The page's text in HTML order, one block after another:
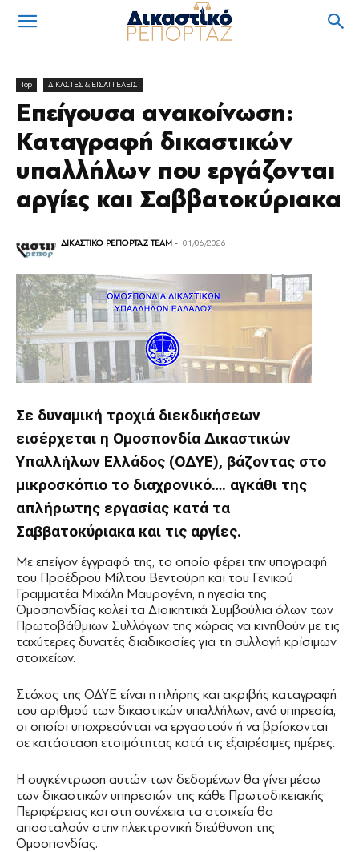
Top ΔΙΚΑΣΤΕΣ & ΕΙΣΑΓΓΕΛΕΙΣ
Επείγουσα ανακοίνωση:
Καταγραφή δικαστικών
υπαλλήλων που εργάζονται
αργίες και Σαββατοκύριακα
ΔΙΚΑΣΤΙΚΟ ΡΕΠΟΡΤΑΖ TEAM - 01/06/2026
Σε δυναμική τροχιά διεκδικήσεων
εισέρχεται η Ομοσπονδία Δικαστικών
Υπαλλήλων Ελλάδος (ΟΔΥΕ), βάζοντας στο
μικροσκόπιο το διαχρονικό…. αγκάθι της
απλήρωτης εργασίας κατά τα
Σαββατοκύριακα και τις αργίες.
Με επείγον έγγραφό της, το οποίο φέρει την υπογραφή
του Προέδρου Μίλτου Βεντούρη και του Γενικού
Γραμματέα Μιχάλη Μαυρογένη, η ηγεσία της
Ομοσπονδίας καλεί τα Διοικητικά Συμβούλια όλων των
Πρωτοβάθμιων Συλλόγων της χώρας να κινηθούν με τις
ταχύτερες δυνατές διαδικασίες για τη συλλογή κρίσιμων
στοιχείων.
Στόχος της ΟΔΥΕ είναι η πλήρης και ακριβής καταγραφή
του αριθμού των δικαστικών υπαλλήλων, ανά υπηρεσία,
οι οποίοι υποχρεούνται να εργαστούν ή να βρίσκονται
σε κατάσταση ετοιμότητας κατά τις εξαιρέσιμες ημέρες.
Η συγκέντρωση αυτών των δεδομένων θα γίνει μέσω
των δικαστικών υπηρεσιών της κάθε Πρωτοδικειακής
Περιφέρειας και στη συνέχεια τα στοιχεία θα
αποσταλούν στην ηλεκτρονική διεύθυνση της
Ομοσπονδίας.